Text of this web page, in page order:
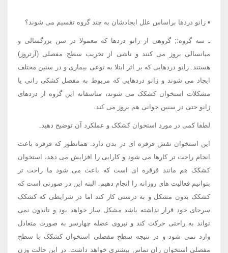
▪ زانو دردها براساس علل ایجادشان به چند گروه تقسیم می شوند؟
ـ سه گروه؛; گروهی از زانو دردها که معمولا در سن بزرگسالی و
میانسالی بروز می کنند و ناشی از تخریب سطح مفصلی (آرتروز)
هستند. زانو دردهایی که بر اثر ابتلا به نوعی بیماری و در سنین مختلف
ایجاد می شوند و زانو دردهایی که مربوط به مفصل کشکی رانی یا
مشکلات استخوان کشکک می شوند، متاسفانه این گروه از دردهای
زانو حتی در سنین جوانی هم بروز می کند.
لطفا کمی در مورد استخوان کشکک و عملکرد آن توضیح دهید.
این استخوان نقش قرقره ای در بدن دارد. همانطور که قرقره باعث
انجام راحت تر کارها می شود و کارایی را افزایش می دهد، استخوان
کشکک هم مانند قرقره ای است که باعث می شود ما راحت تر
بتوانیم فعالیت های روزانه را انجام دهیم. البته این در صورتی است که
کشکک بدون مشکل و به درستی کار کند اما در شرایطی که کشکک
سرجای خود قرار نداشته باشد مشکل ساز خواهد بود و تاندون نمی
تواند به راحتی حرکت کند و نیروی عضله چهارسر به صورت متعادل
وارد نمی شود و در نتیجه سطح مفصلی استخوان کشکک با سطح
مفصلی استخوان ران تماس بیشتری خواهد داشت. در این حالت وزن